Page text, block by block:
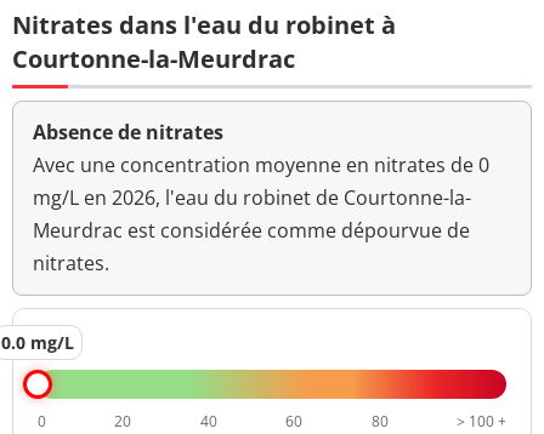
Nitrates dans l'eau du robinet à
Courtonne-la-Meurdrac
Absence de nitrates
Avec une concentration moyenne en nitrates de 0
mg/L en 2026, l'eau du robinet de Courtonne-la-
Meurdrac est considérée comme dépourvue de
nitrates.
0.0 mg/L
0 20 40 60 80 > 100 +